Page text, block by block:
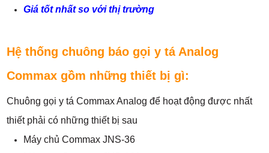
Giá tốt nhất so với thị trường
Hệ thống chuông báo gọi y tá Analog
Commax gồm những thiết bị gì:
Chuông gọi y tá Commax Analog để hoạt động được nhất
thiết phải có những thiết bị sau
Máy chủ Commax JNS-36